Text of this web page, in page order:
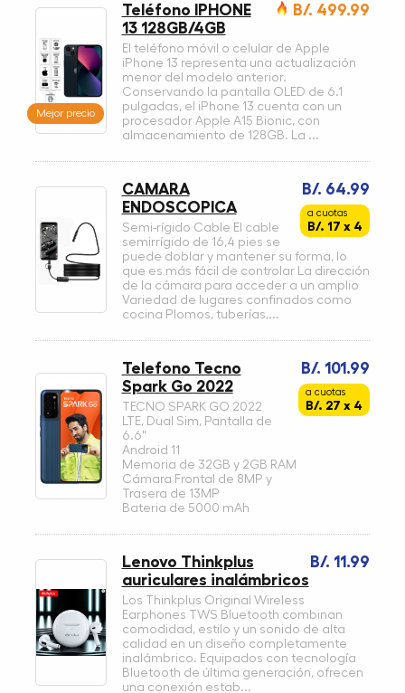
Mejor precio
B/. 499.99
Teléfono IPHONE
13 128GB/4GB
El teléfono móvil o celular de Apple
iPhone 13 representa una actualización
menor del modelo anterior.
Conservando la pantalla OLED de 6.1
pulgadas, el iPhone 13 cuenta con un
procesador Apple A15 Bionic, con
almacenamiento de 128GB. La ...
B/. 64.99
a cuotas
B/. 17 x 4
CAMARA
ENDOSCOPICA
Semi-rígido Cable El cable
semirrígido de 16,4 pies se
puede doblar y mantener su forma, lo
que es más fácil de controlar La dirección
de la cámara para acceder a un amplio
Variedad de lugares confinados como
cocina Plomos, tuberías,...
B/. 101.99
a cuotas
B/. 27 x 4
Telefono Tecno
Spark Go 2022
TECNO SPARK GO 2022
LTE, Dual Sim, Pantalla de
6.6"
Android 11
Memoria de 32GB y 2GB RAM
Cámara Frontal de 8MP y
Trasera de 13MP
Bateria de 5000 mAh
B/. 11.99
Lenovo Thinkplus
auriculares inalámbricos
Los Thinkplus Original Wireless
Earphones TWS Bluetooth combinan
comodidad, estilo y un sonido de alta
calidad en un diseño completamente
inalámbrico. Equipados con tecnología
Bluetooth de última generación, ofrecen
una conexión estab...